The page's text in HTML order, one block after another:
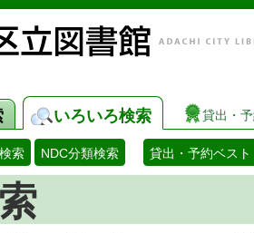
いろいろ検索 貸出・
索 NDC分類検索 貸出・予約ベスト